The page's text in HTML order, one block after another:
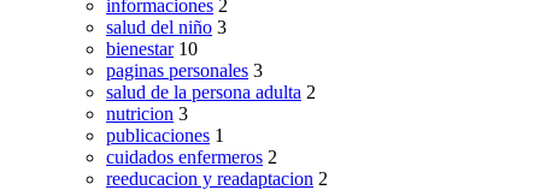
informaciones 2
salud del niño 3
bienestar 10
paginas personales 3
salud de la persona adulta 2
nutricion 3
publicaciones 1
cuidados enfermeros 2
reeducacion y readaptacion 2